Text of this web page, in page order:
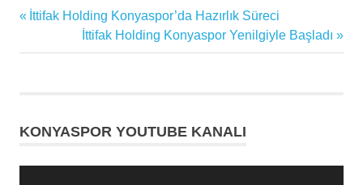
1922
Yazı
gezinmesi
Previous
İttifak Holding Konyaspor’da Hazırlık Süreci
Next
Post:
İttifak Holding Konyaspor Yenilgiyle Başladı
KONYASPOR YOUTUBE KANALI